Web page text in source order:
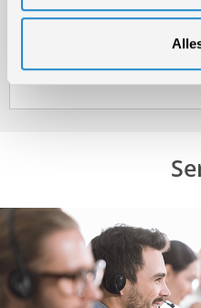
Bedienungsanleitung